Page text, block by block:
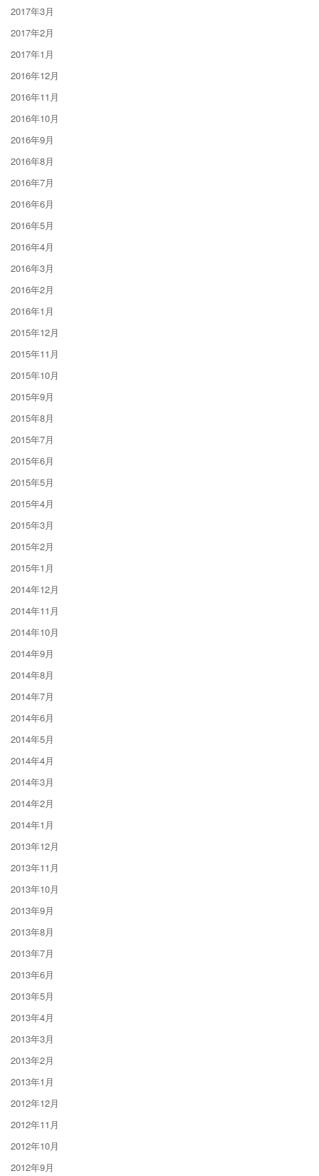
2017年3月
2017年2月
2017年1月
2016年12月
2016年11月
2016年10月
2016年9月
2016年8月
2016年7月
2016年6月
2016年5月
2016年4月
2016年3月
2016年2月
2016年1月
2015年12月
2015年11月
2015年10月
2015年9月
2015年8月
2015年7月
2015年6月
2015年5月
2015年4月
2015年3月
2015年2月
2015年1月
2014年12月
2014年11月
2014年10月
2014年9月
2014年8月
2014年7月
2014年6月
2014年5月
2014年4月
2014年3月
2014年2月
2014年1月
2013年12月
2013年11月
2013年10月
2013年9月
2013年8月
2013年7月
2013年6月
2013年5月
2013年4月
2013年3月
2013年2月
2013年1月
2012年12月
2012年11月
2012年10月
2012年9月